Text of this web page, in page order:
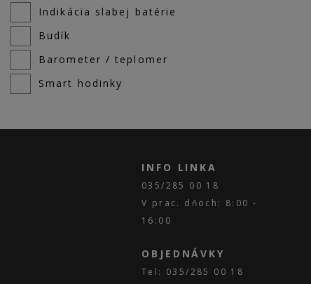
Indikácia slabej batérie
Budík
Barometer / teplomer
Smart hodinky
INFO LINKA
035/285 00 18
V prac. dňoch: 8:00 -
16:00
OBJEDNÁVKY
Tel: 035/285 00 18